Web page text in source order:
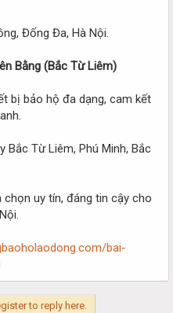
Đống Đa, Hà Nội.
Bằng (Bắc Từ Liêm)
bị bảo hộ đa dạng, cam kết
Bắc Từ Liêm, Phú Minh, Bắc
chọn uy tín, đáng tin cậy cho
bai-
to reply here.